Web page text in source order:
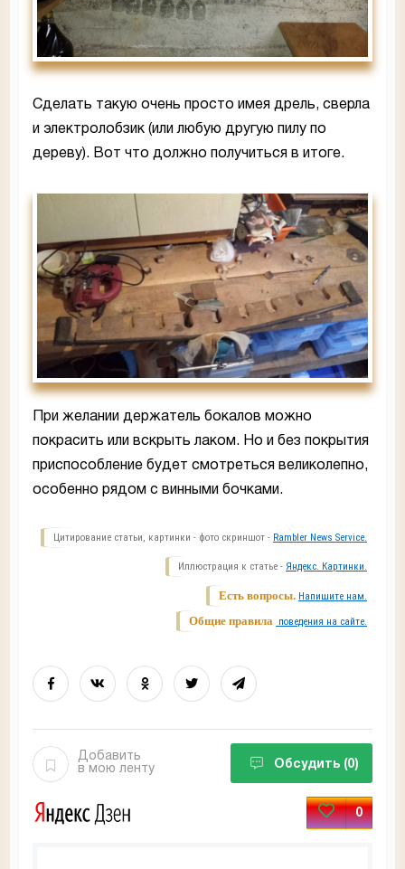
Сделать такую очень просто имея дрель, сверла
и электролобзик (или любую другую пилу по
дереву). Вот что должно получиться в итоге.
При желании держатель бокалов можно
покрасить или вскрыть лаком. Но и без покрытия
приспособление будет смотреться великолепно,
особенно рядом с винными бочками.
Цитирование статьи, картинки - фото скриншот - Rambler News Service.
Иллюстрация к статье - Яндекс. Картинки.
Есть вопросы. Напишите нам.
Общие правила поведения на сайте.
Добавить
в мою ленту
Обсудить (0)
0